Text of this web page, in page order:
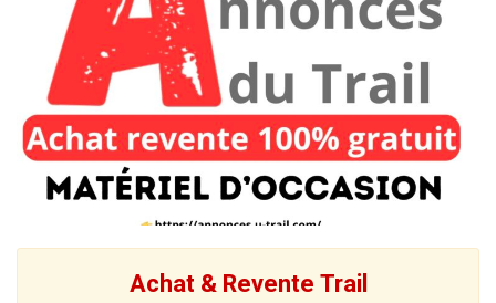
Achat & Revente Trail